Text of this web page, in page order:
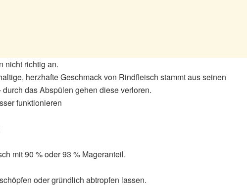
nicht richtig an.
herzhafte Geschmack von Rindfleisch stammt aus seinen
das Abspülen gehen diese verloren.
funktionieren
mit 90 % oder 93 % Mageranteil.
oder gründlich abtropfen lassen.